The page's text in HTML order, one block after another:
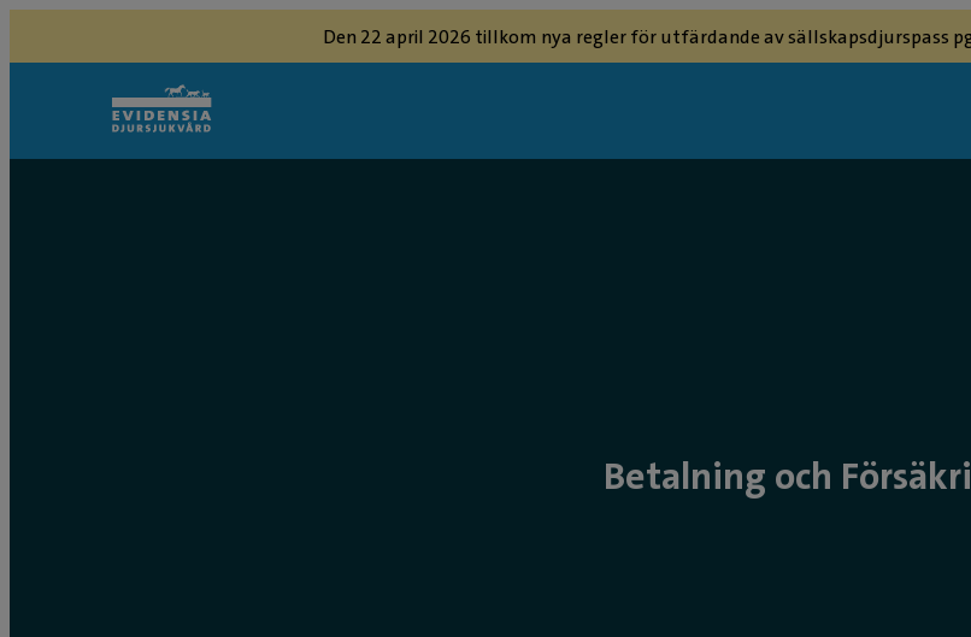
Den 22 april 2026 tillkom nya regler för utfärdande av sällskapsdjurspass
Betalning och